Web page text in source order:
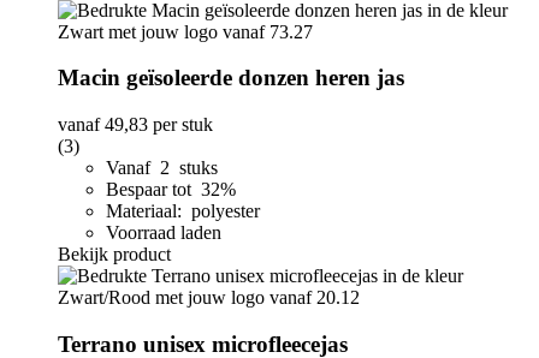
Macin geïsoleerde donzen heren jas
vanaf49,83 per stuk
(3)
Vanaf 2 stuks
Bespaar tot 32%
Materiaal: polyester
Voorraad laden
Bekijk product
Terrano unisex microfleecejas